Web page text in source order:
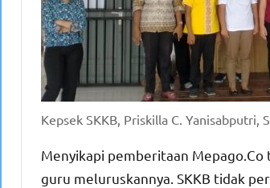
Kepsek SKKB, Priskilla C.
Menyikapi pemberitaan
guru meluruskannya. SKKB tidak